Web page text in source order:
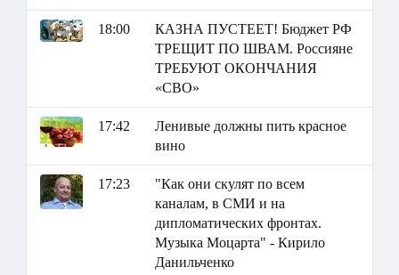
18:00
КАЗНА ПУСТЕЕТ! Бюджет РФ
ТРЕЩИТ ПО ШВАМ. Россияне
ТРЕБУЮТ ОКОНЧАНИЯ
«СВО»
17:42
Ленивые должны пить красное
вино
17:23
"Как они скулят по всем
каналам, в СМИ и на
дипломатических фронтах.
Музыка Моцарта" - Кирило
Данильченко